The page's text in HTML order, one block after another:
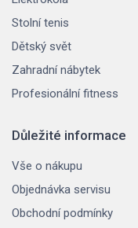
Stolní tenis
Dětský svět
Zahradní nábytek
Profesionální fitness
Důležité informace
Vše o nákupu
Objednávka servisu
Obchodní podmínky